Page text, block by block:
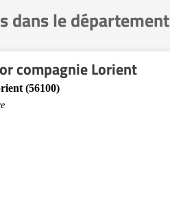
dans le département
compagnie Lorient
(56100)